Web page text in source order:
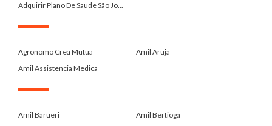
Adquirir Plano De Saude São Jo...
Agronomo Crea Mutua
Amil Aruja
Amil Assistencia Medica
Amil Barueri
Amil Bertioga